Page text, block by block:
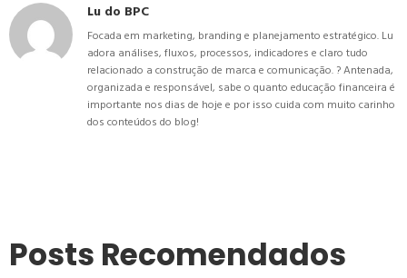
Lu do BPC
Focada em marketing, branding e planejamento estratégico. Lu
adora análises, fluxos, processos, indicadores e claro tudo
relacionado a construção de marca e comunicação. ? Antenada,
organizada e responsável, sabe o quanto educação financeira é
importante nos dias de hoje e por isso cuida com muito carinho
dos conteúdos do blog!
Posts Recomendados